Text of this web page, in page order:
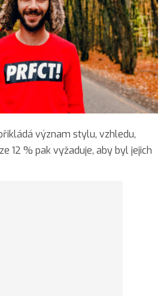
význam stylu, vzhledu,
12 % pak vyžaduje, aby byl jejich